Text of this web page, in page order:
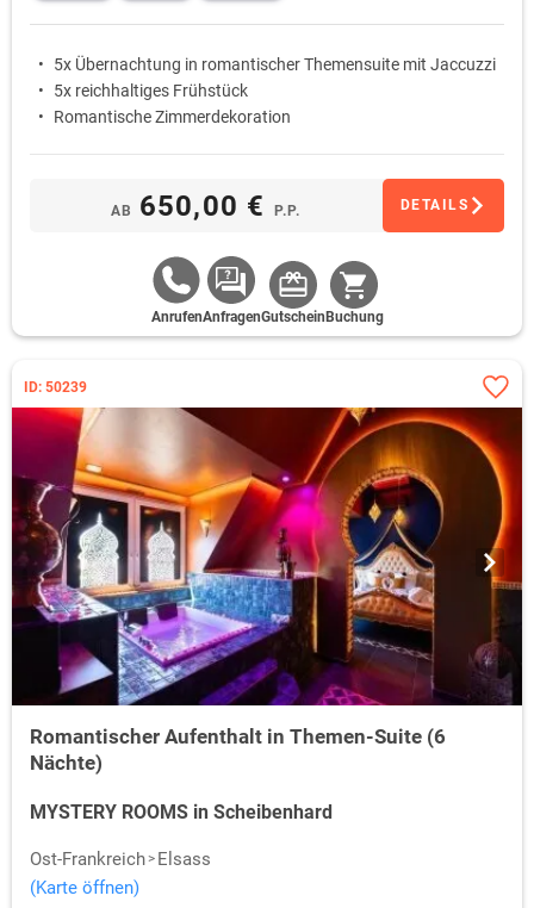
5x Übernachtung in romantischer Themensuite mit Jaccuzzi
5x reichhaltiges Frühstück
Romantische Zimmerdekoration
AB 650,00 € P.P. DETAILS
AnrufenAnfragenGutschein Buchung
ID: 50239
Romantischer Aufenthalt in Themen-Suite (6
Nächte)
MYSTERY ROOMS in Scheibenhard
Ost-Frankreich
Elsass
(Karte öffnen)